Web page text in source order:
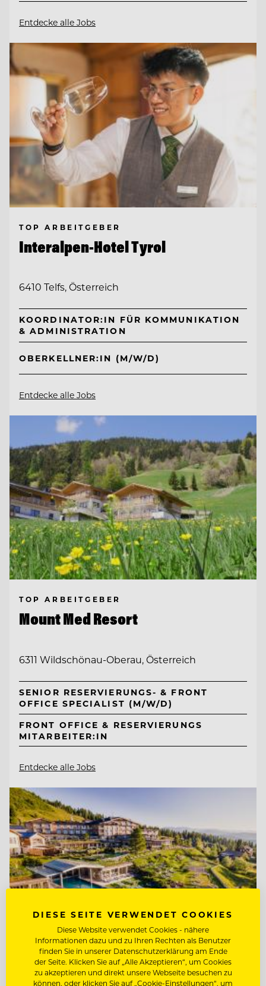
Entdecke alle Jobs
TOP ARBEITGEBER
Interalpen-Hotel Tyrol
6410 Telfs, Österreich
KOORDINATOR:IN FÜR KOMMUNIKATION
& ADMINISTRATION
OBERKELLNER:IN (M/W/D)
Entdecke alle Jobs
TOP ARBEITGEBER
Mount Med Resort
6311 Wildschönau-Oberau, Österreich
SENIOR RESERVIERUNGS- & FRONT
OFFICE SPECIALIST (M/W/D)
FRONT OFFICE & RESERVIERUNGS
MITARBEITER:IN
Entdecke alle Jobs
TOP ARBEITGEBER
DIESE SEITE VERWENDET COOKIES
Diese Website verwendet Cookies - nähere
Informationen dazu und zu Ihren Rechten als Benutzer
finden Sie in unserer Datenschutzerklärung am Ende
der Seite. Klicken Sie auf „Alle Akzeptieren“, um Cookies
zu akzeptieren und direkt unsere Webseite besuchen zu
können, oder klicken Sie auf „Cookie-Einstellungen“, um